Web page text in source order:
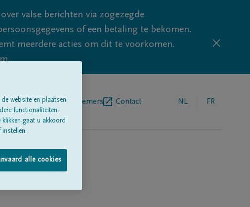
valse berichten via zogezegde
of een betaling te bekomen.
meerdere acties om dit te voorkomen.
onsBegrafenisondernemers Contact NL FR
website en plaatsen
functionaliteiten;
gaat u akkoord
alle cookies